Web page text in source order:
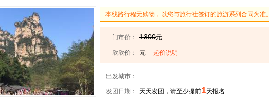
本线路行程无购物，以您与旅行社签订的旅游系列合同为准。
门市价： 1300元
欣欣价： 元 起价说明
出发城市：
发团日期： 天天发团，请至少提前1天报名